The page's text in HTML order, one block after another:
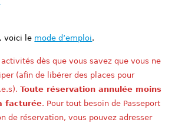
voici le mode d’emploi.
activités dès que vous savez que vous ne
(afin de libérer des places pour
Toute réservation annulée moins
facturée. Pour tout besoin de Passeport
de réservation, vous pouvez adresser